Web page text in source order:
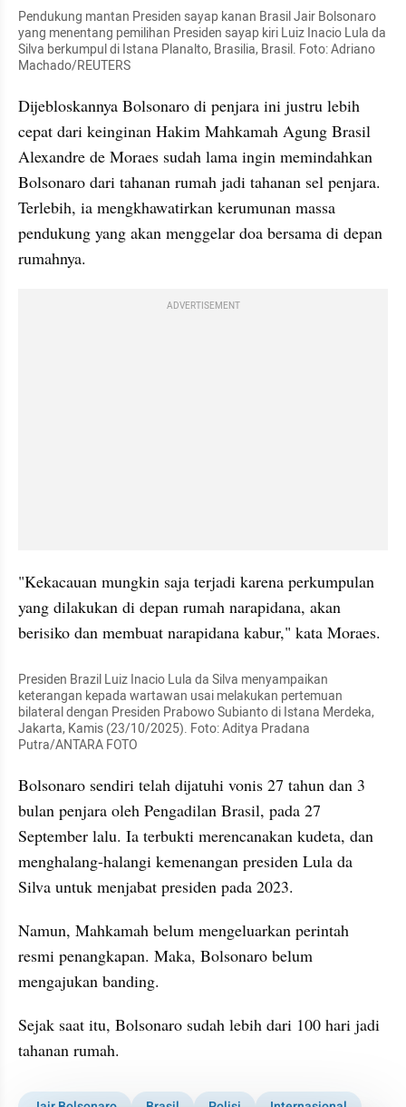
Pendukung mantan Presiden sayap kanan Brasil Jair Bolsonaro
yang menentang pemilihan Presiden sayap kiri Luiz Inacio Lula da
Silva berkumpul di Istana Planalto, Brasilia, Brasil. Foto: Adriano
Machado/REUTERS
Dijebloskannya Bolsonaro di penjara ini justru lebih
cepat dari keinginan Hakim Mahkamah Agung Brasil
Alexandre de Moraes sudah lama ingin memindahkan
Bolsonaro dari tahanan rumah jadi tahanan sel penjara.
Terlebih, ia mengkhawatirkan kerumunan massa
pendukung yang akan menggelar doa bersama di depan
rumahnya.
ADVERTISEMENT
"Kekacauan mungkin saja terjadi karena perkumpulan
yang dilakukan di depan rumah narapidana, akan
berisiko dan membuat narapidana kabur," kata Moraes.
Presiden Brazil Luiz Inacio Lula da Silva menyampaikan
keterangan kepada wartawan usai melakukan pertemuan
bilateral dengan Presiden Prabowo Subianto di Istana Merdeka,
Jakarta, Kamis (23/10/2025). Foto: Aditya Pradana
Putra/ANTARA FOTO
Bolsonaro sendiri telah dijatuhi vonis 27 tahun dan 3
bulan penjara oleh Pengadilan Brasil, pada 27
September lalu. Ia terbukti merencanakan kudeta, dan
menghalang-halangi kemenangan presiden Lula da
Silva untuk menjabat presiden pada 2023.
Namun, Mahkamah belum mengeluarkan perintah
resmi penangkapan. Maka, Bolsonaro belum
mengajukan banding.
Sejak saat itu, Bolsonaro sudah lebih dari 100 hari jadi
tahanan rumah.